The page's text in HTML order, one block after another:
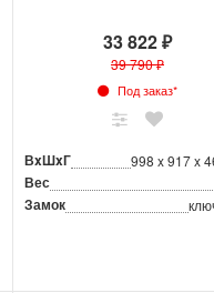
33 822 ₽
39 790 ₽
Под заказ*
ВxШxГ 998 x 917 x
Вес
Замок